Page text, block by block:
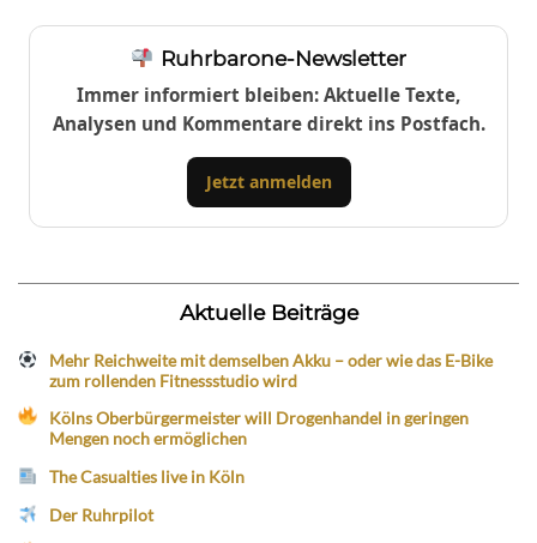
Ruhrbarone-Newsletter
Immer informiert bleiben: Aktuelle Texte,
Analysen und Kommentare direkt ins Postfach.
Jetzt anmelden
Aktuelle Beiträge
Mehr Reichweite mit demselben Akku – oder wie das E-Bike
zum rollenden Fitnessstudio wird
Kölns Oberbürgermeister will Drogenhandel in geringen
Mengen noch ermöglichen
The Casualties live in Köln
Der Ruhrpilot